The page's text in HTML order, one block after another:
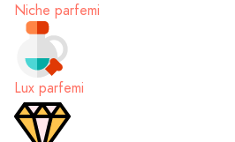
Niche parfemi
Lux parfemi